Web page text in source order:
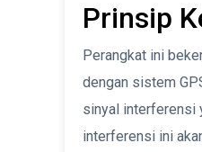
Prinsip
Perangkat ini
dengan sistem
sinyal interferensi
interferensi ini